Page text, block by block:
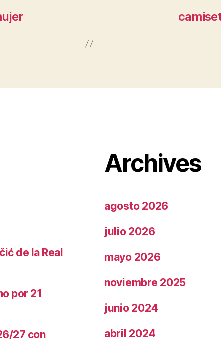
de la Real
por 21
27 con
Archives
agosto 2026
julio 2026
mayo 2026
noviembre 2025
junio 2024
abril 2024